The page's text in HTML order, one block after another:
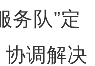
务队”定
调解决